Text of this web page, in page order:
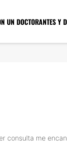
UN DOCTORANTES Y
consulta me